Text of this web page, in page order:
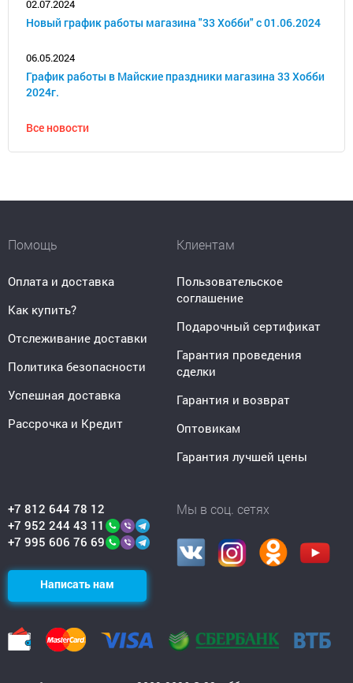
02.07.2024
Новый график работы магазина "33 Хобби" с 01.06.2024
06.05.2024
График работы в Майские праздники магазина 33 Хобби
2024г.
Все новости
Помощь
Оплата и доставка
Как купить?
Отслеживание доставки
Политика безопасности
Успешная доставка
Рассрочка и Кредит
Клиентам
Пользовательское
соглашение
Подарочный сертификат
Гарантия проведения
сделки
Гарантия и возврат
Оптовикам
Гарантия лучшей цены
+7 812 644 78 12
+7 952 244 43 11
+7 995 606 76 69
Написать нам
Мы в соц. сетях